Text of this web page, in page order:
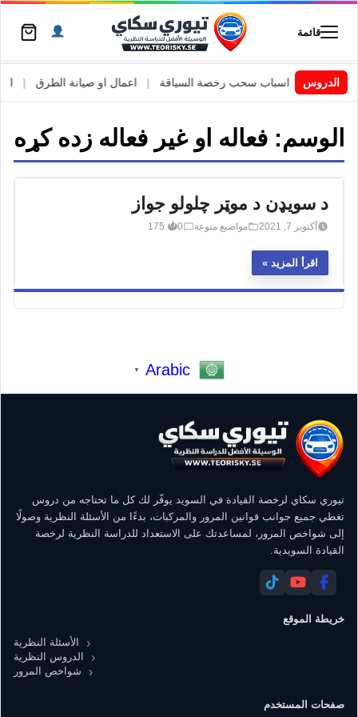
قائمة
الدروسالسويد | اسباب سحب رخصة السياقة اعمال او صيانة الطرق
الوسم: فعاله او غیر فعاله زده کړه
د سویډن د موټر چلولو جواز
أكتوبر 7, 2021 مواضيع منوعة 0
175
اقرأ المزيد
Arabic
▼
تيوري سكاي لرخصة القيادة في السويد يوفّر لك كل ما تحتاجه من دروس
تغطي جميع جوانب قوانين المرور والمركبات، بدءًا من الأسئلة النظرية وصولًا
إلى شواخص المرور، لمساعدتك على الاستعداد للدراسة النظرية لرخصة
القيادة السويدية.
خريطة الموقع
الأسئلة النظرية
الدروس النظرية
شواخص المرور
صفحات المستخدم